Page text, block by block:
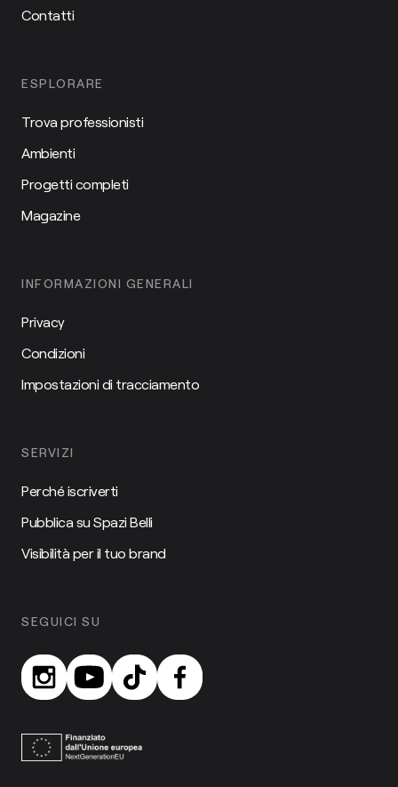
Contatti
ESPLORARE
Trova professionisti
Ambienti
Progetti completi
Magazine
INFORMAZIONI GENERALI
Privacy
Condizioni
Impostazioni di tracciamento
SERVIZI
Perché iscriverti
Pubblica su Spazi Belli
Visibilità per il tuo brand
SEGUICI SU